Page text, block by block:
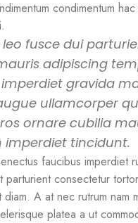
condimentum
leo fusce dui
adipiscing
gravida
ullamcorper
ornare cubilia
tincidunt.
faucibus imperdiet
parturient consectetur
A at nec rutrum nam
platea a ut